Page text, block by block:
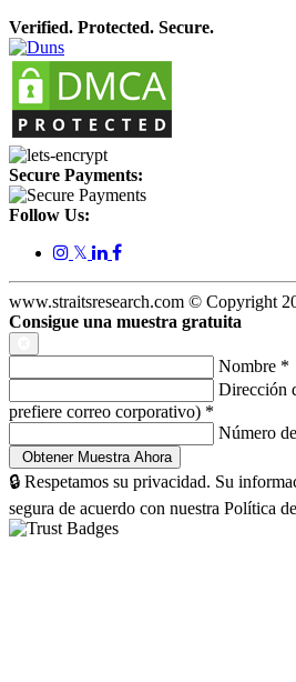
Verified. Protected. Secure.
Secure Payments:
Follow Us:
𝕏
www.straitsresearch.com © Copyright
Consigue una muestra gratuita
Nombre *
Dirección
prefiere correo corporativo) *
Número
🔒 Respetamos su privacidad. Su
segura de acuerdo con nuestra Política